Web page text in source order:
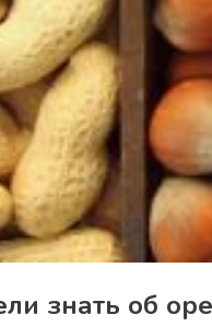
знать об